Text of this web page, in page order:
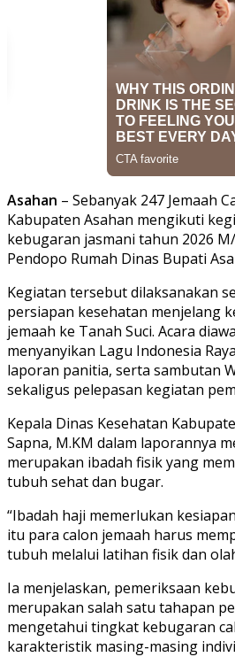
Asahan – Sebanyak 247 Jemaah
Kabupaten Asahan mengikuti
kebugaran jasmani tahun 2026
Pendopo Rumah Dinas Bupati
Kegiatan tersebut dilaksanakan
persiapan kesehatan menjelang
jemaah ke Tanah Suci. Acara
menyanyikan Lagu Indonesia
laporan panitia, serta sambutan
sekaligus pelepasan kegiatan
Kepala Dinas Kesehatan
Sapna, M.KM dalam laporannya
merupakan ibadah fisik yang
tubuh sehat dan bugar.
“Ibadah haji memerlukan
itu para calon jemaah harus
tubuh melalui latihan fisik dan
Ia menjelaskan, pemeriksaan
merupakan salah satu tahapan
mengetahui tingkat kebugaran
karakteristik masing-masing